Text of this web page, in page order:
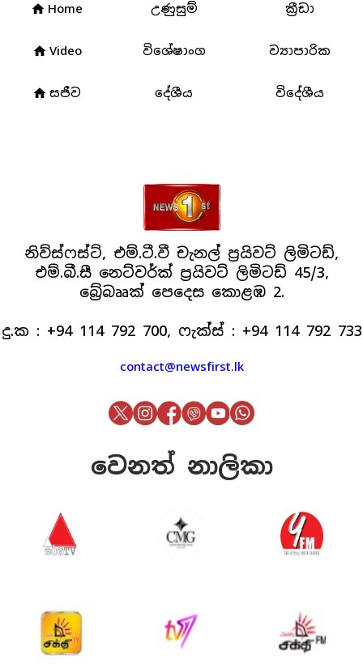
නිව්ස්ෆස්ට්, එම්.ටී.වී චැනල් ප්‍රයිවට් ලිමිටඩ්,
එම්.බී.සී නෙට්වර්ක් ප්‍රයිවට් ලිමිටඩ් 45/3,
බ්‍රේබෲක් පෙදෙස කොළඹ 2.
දු.ක : +94 114 792 700, ෆැක්ස් : +94 114 792 733
contact@newsfirst.lk
home Home උණුසුම් ක්‍රීඩා
home Video විශේෂාංග ව්‍යාපාරික
home සජීව දේශීය විදේශීය
වෙනත් නාලිකා